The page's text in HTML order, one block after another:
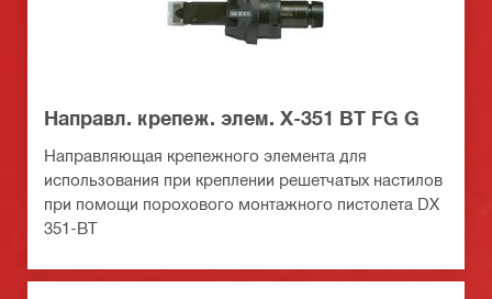
Направл. крепеж. элем. X-351 BT FG G
Направляющая крепежного элемента для
использования при креплении решетчатых настилов
при помощи порохового монтажного пистолета DX
351-BT